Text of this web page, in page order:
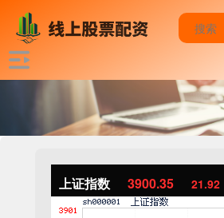
上证指数 3900.35 21.92